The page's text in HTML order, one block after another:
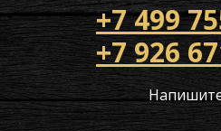
+7 499
+7 926